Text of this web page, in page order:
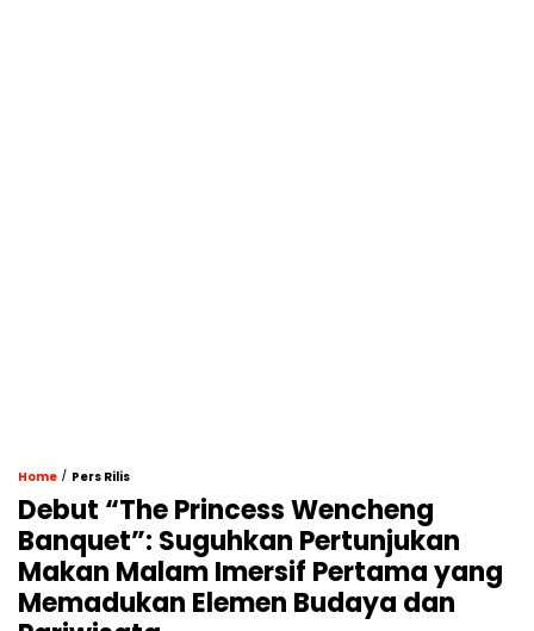
Home / Pers Rilis
Debut “The Princess Wencheng
Banquet”: Suguhkan Pertunjukan
Makan Malam Imersif Pertama yang
Memadukan Elemen Budaya dan